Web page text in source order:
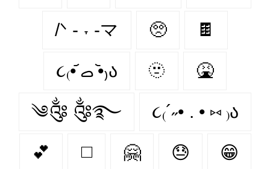
/ᐠ - ˕ -マ 🥺 🍫
૮₍•᷄ ࡇ •᷅₎ა 🫥 🤮
༄༂ ༂࿐ ૮₍´˶• . • ⑅ ₎ა
💕 ◻️ 🤗 😓 😁